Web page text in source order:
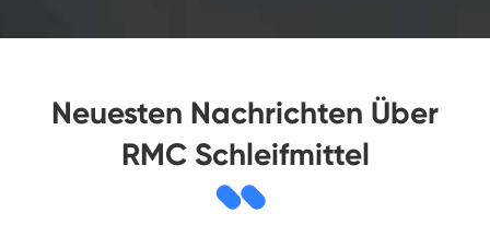
Neuesten Nachrichten Über
RMC Schleifmittel